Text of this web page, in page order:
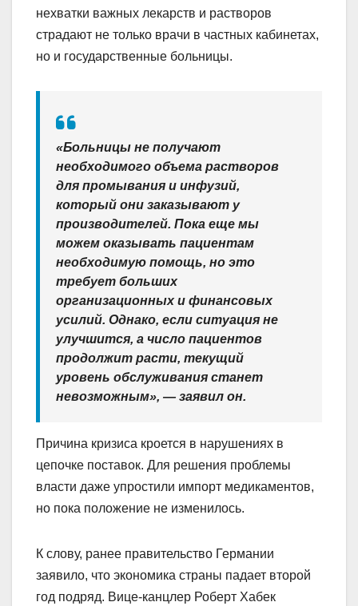
нехватки важных лекарств и растворов
страдают не только врачи в частных кабинетах,
но и государственные больницы.
«Больницы не получают
необходимого объема растворов
для промывания и инфузий,
который они заказывают у
производителей. Пока еще мы
можем оказывать пациентам
необходимую помощь, но это
требует больших
организационных и финансовых
усилий. Однако, если ситуация не
улучшится, а число пациентов
продолжит расти, текущий
уровень обслуживания станет
невозможным», — заявил он.
Причина кризиса кроется в нарушениях в
цепочке поставок. Для решения проблемы
власти даже упростили импорт медикаментов,
но пока положение не изменилось.
К слову, ранее правительство Германии
заявило, что экономика страны падает второй
год подряд. Вице-канцлер Роберт Хабек